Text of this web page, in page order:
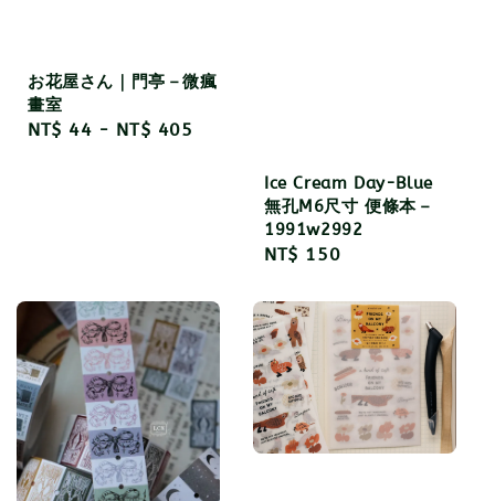
お花屋さん｜門亭－微瘋
畫室
Regular
NT$ 44 - NT$ 405
Ice Cream Day-Blue
無孔M6尺寸 便條本－
1991w2992
Regular
NT$ 150